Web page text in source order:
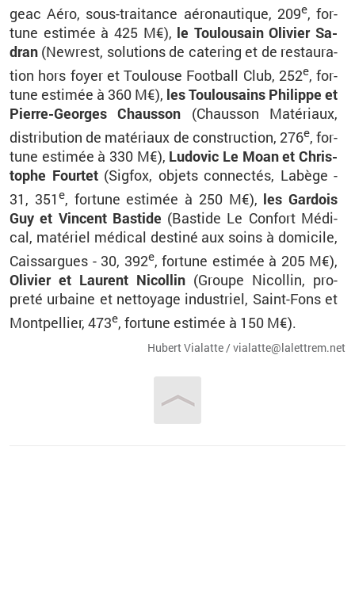
geac Aéro, sous-trai­tance aé­ro­nau­tique, 209e, for­
tune es­ti­mée à 425 M€), le Tou­lou­sain Oli­vier Sa­
dran (Ne­wrest, so­lu­tions de ca­te­ring et de res­tau­ra­
tion hors foyer et Tou­louse Foot­ball Club, 252e, for­
tune es­ti­mée à 360 M€), les Tou­lou­sains Phi­lippe et
Pierre-Georges Chaus­son (Chaus­son Ma­té­riaux,
dis­tri­bu­tion de ma­té­riaux de construc­tion, 276e, for­
tune es­ti­mée à 330 M€), Lu­do­vic Le Moan et Chris­
tophe Four­tet(Sig­fox, ob­jets connec­tés, La­bège -
31, 351 e, for­tune es­ti­mée à 250 M€), les Gar­dois
Guy et Vincent Bas­tide (Bas­tide Le Confort Mé­di­
cal, ma­té­riel mé­di­cal des­tiné aux soins à do­mi­cile,
Cais­sargues - 30, 392e, for­tune es­ti­mée à 205 M€),
Oli­vier et Laurent Ni­col­lin (Groupe Ni­col­lin, pro­
preté ur­baine et net­toyage in­dus­triel, Saint-Fons et
Mont­pel­lier, 473e, for­tune es­ti­mée à 150 M€).
Hu­bert Via­latte / via­lat­te@​la­let­trem.​net